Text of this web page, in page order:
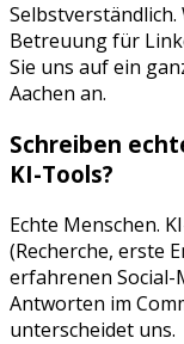
Betreuung für
Sie uns auf ein
Aachen an.
Schreiben
KI-Tools?
Echte Menschen.
(Recherche, erste
erfahrenen
Antworten im
unterscheidet uns.